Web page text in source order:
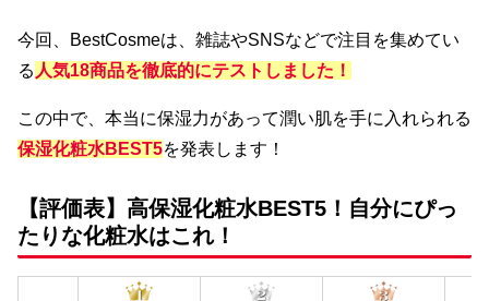
今回、BestCosmeは、雑誌やSNSなどで注目を集めてい
る 人気18商品を徹底的にテストしました！
この中で、本当に保湿力があって潤い肌を手に入れられる
保湿化粧水BEST5を発表します！
【評価表】高保湿化粧水BEST5！自分にぴっ
たりな化粧水はこれ！